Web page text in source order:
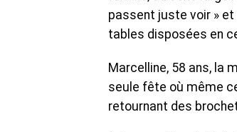
passent juste voir »
tables disposées en
Marcelline, 58 ans, la
seule fête où même
retournant des